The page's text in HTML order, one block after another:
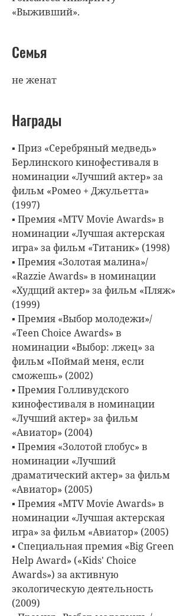
«Выживший».
Семья
не женат
Награды
▪ Приз «Серебряный медведь»
Берлинского кинофестиваля в
номинации «Лучший актер» за
фильм «Ромео + Джульетта»
(1997)
▪ Премия «MTV Movie Awards» в
номинации «Лучшая актерская
игра» за фильм «Титаник» (1998)
▪ Премия «Золотая малина»/
«Razzie Awards» в номинации
«Худщий актер» за фильм «Пляж»
(1999)
▪ Премия «Выбор молодежи»/
«Teen Choice Awards» в
номинации «Выбор: лжец» за
фильм «Поймай меня, если
сможешь» (2002)
▪ Премия Голливудского
кинофестиваля в номинации
«Лучший актер» за фильм
«Авиатор» (2004)
▪ Премия «Золотой глобус» в
номинации «Лучший
драматический актер» за фильм
«Авиатор» (2005)
▪ Премия «MTV Movie Awards» в
номинации «Лучшая актерская
игра» за фильм «Авиатор» (2005)
▪ Специальная премия «Big Green
Help Award» («Kids' Choice
Awards») за активную
экологическую деятельность
(2009)